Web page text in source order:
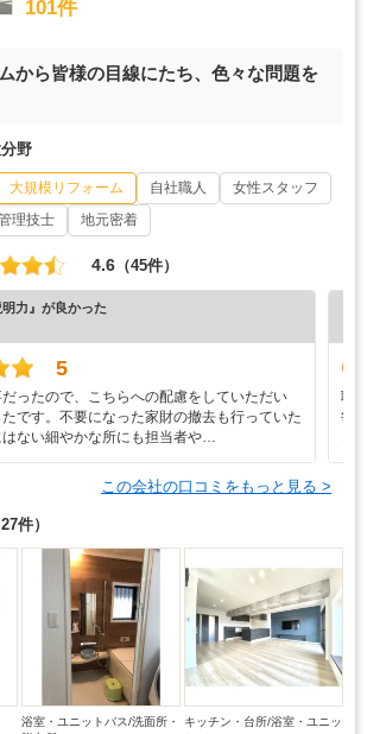
101件
から皆様の目線にたち、色々な問題を
野
大規模リフォーム 自社職人
女性スタッフ
理技士 地元密着
4.6 （45件）
明力』が良かった
5
ったので、こちらへの配慮をしていただい
です。不要になった家財の撤去も行っていた
ない細やかな所にも担当者や…
職
毎
この会社の口コミをもっと見る >
27件）
浴室・ユニットバス/洗面所・
キッチン・台所/浴室・ユニッ